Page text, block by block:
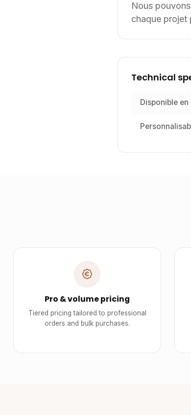
Nous
chaque projet
Technical
Disponible
Pro & volume pricing
Tiered pricing tailored to professional
orders and bulk purchases.